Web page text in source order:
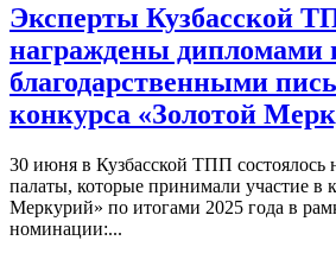
Эксперты Кузбасской
награждены дипломами
благодарственными
конкурса «Золотой
30 июня в Кузбасской ТПП состоялось
палаты, которые принимали участие в
Меркурий» по итогами 2025 года в
номинации:...